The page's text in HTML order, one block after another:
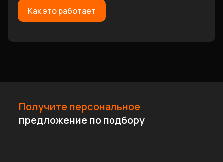
Как это работает
Получите персональное
предложение по подбору